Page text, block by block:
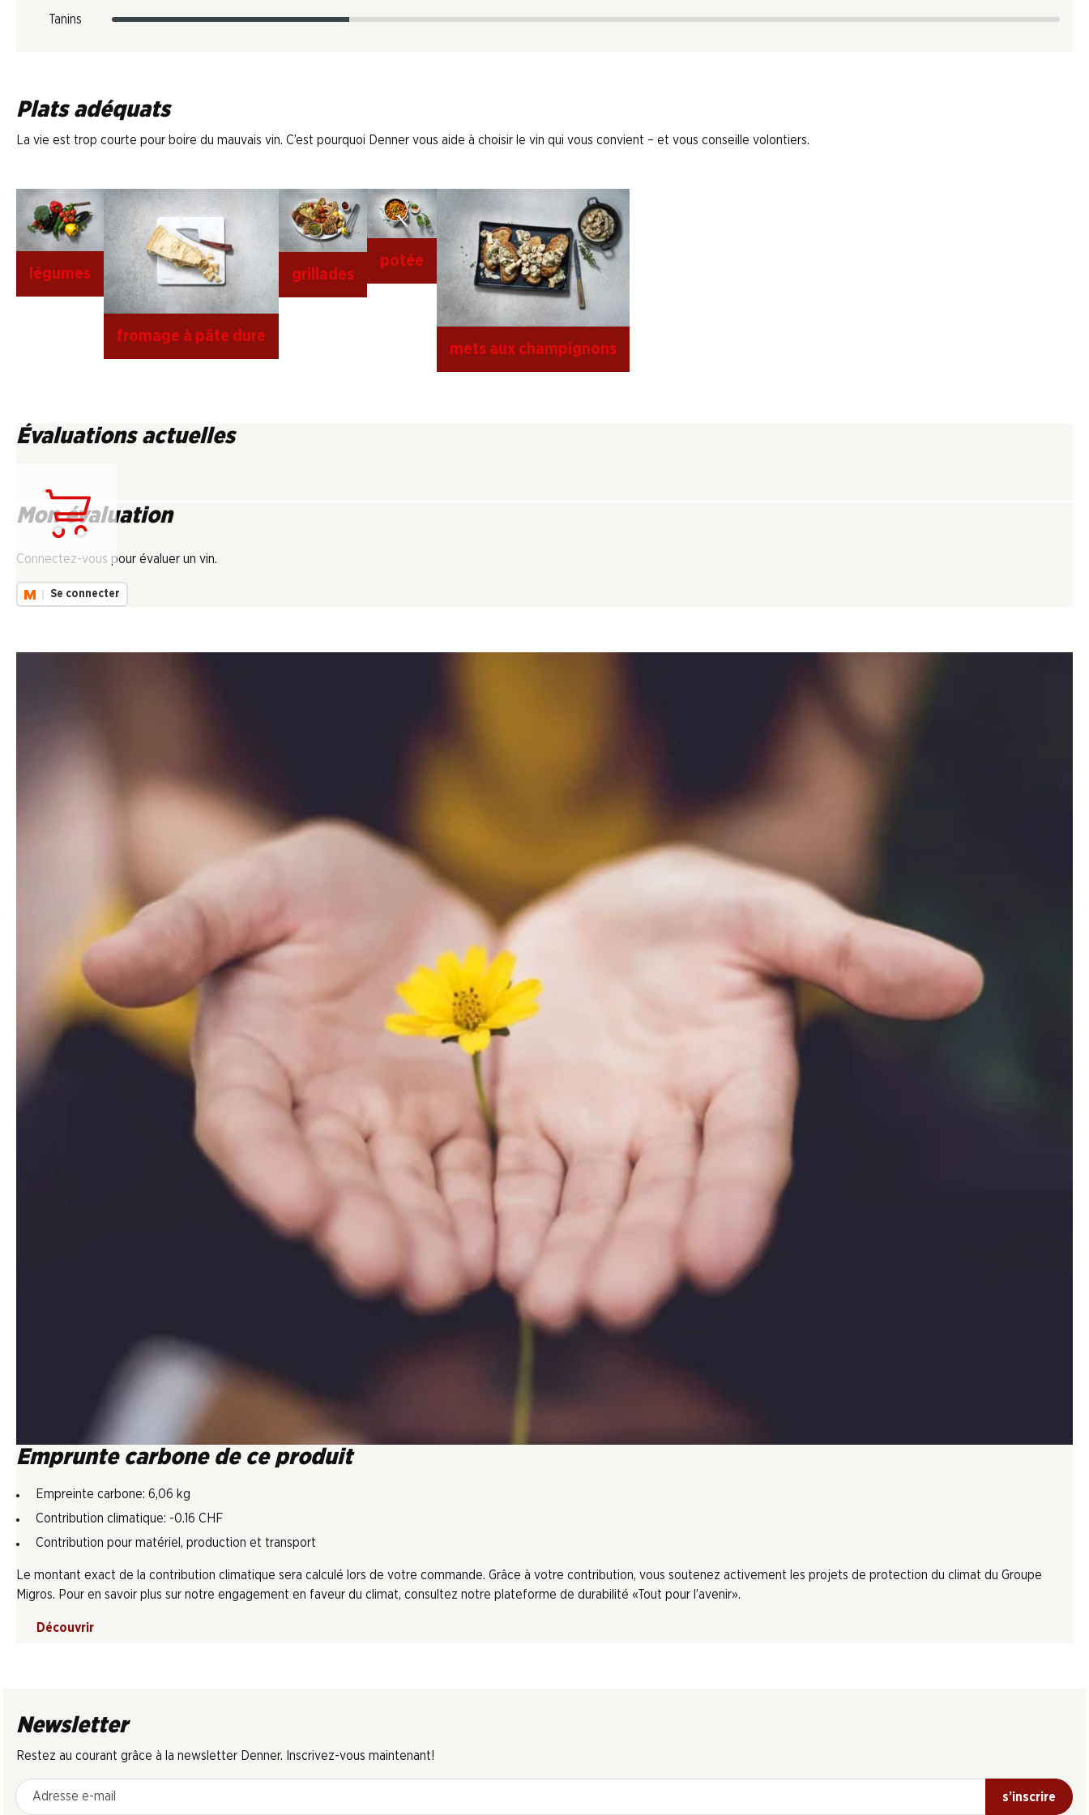
Tanins
Plats adéquats
La vie est trop courte pour boire du mauvais vin. C’est pourquoi Denner vous aide à choisir le vin qui vous convient – et vous conseille volontiers.
légumes
fromage à pâte dure
grillades
potée
mets aux champignons
Évaluations actuelles
Mon évaluation
Connectez-vous pour évaluer un vin.
Se connecter
Emprunte carbone de ce produit
Empreinte carbone: 6,06 kg
Contribution climatique: -0.16 CHF
Contribution pour matériel, production et transport
Le montant exact de la contribution climatique sera calculé lors de votre commande. Grâce à votre contribution, vous soutenez activement les projets de protection du climat du Groupe
Migros. Pour en savoir plus sur notre engagement en faveur du climat, consultez notre plateforme de durabilité «Tout pour l’avenir».
Découvrir
Newsletter
Restez au courant grâce à la newsletter Denner. Inscrivez-vous maintenant!
Adresse e-mail
s’inscrire